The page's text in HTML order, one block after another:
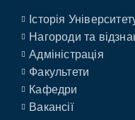
Історія
Нагороди та
Адміністрація
Факультети
Кафедри
Вакансії